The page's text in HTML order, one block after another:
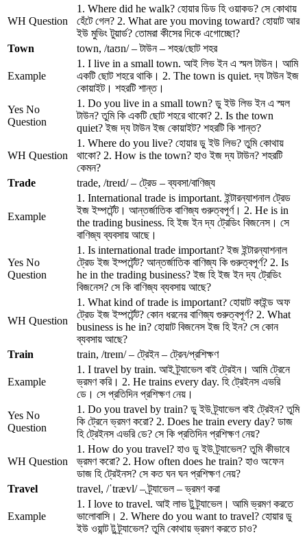
WH Question
1. Where did he walk? হোয়ার ডিড হি ওয়াকড? সে কোথায়
হেঁটে গেল? 2. What are you moving toward? হোয়াট আর
ইউ মুভিং টুয়ার্ড? তোমরা কীসের দিকে এগোচ্ছো?
Town
town, /taʊn/ – টাউন – শহর/ছোট শহর
Example
1. I live in a small town. আই লিভ ইন এ স্মল টাউন। আমি
একটি ছোট শহরে থাকি। 2. The town is quiet. দ্য টাউন ইজ
কোয়াইট। শহরটি শান্ত।
Yes No
Question
1. Do you live in a small town? ডু ইউ লিভ ইন এ স্মল
টাউন? তুমি কি একটি ছোট শহরে থাকো? 2. Is the town
quiet? ইজ দ্য টাউন ইজ কোয়াইট? শহরটি কি শান্ত?
WH Question
1. Where do you live? হোয়ার ডু ইউ লিভ? তুমি কোথায়
থাকো? 2. How is the town? হাও ইজ দ্য টাউন? শহরটি
কেমন?
Trade
trade, /treɪd/ – ট্রেড – ব্যবসা/বাণিজ্য
Example
1. International trade is important. ইন্টারন্যাশনাল ট্রেড
ইজ ইম্পর্টেন্ট। আন্তর্জাতিক বাণিজ্য গুরুত্বপূর্ণ। 2. He is in
the trading business. হি ইজ ইন দ্য ট্রেডিং বিজনেস। সে
বাণিজ্য ব্যবসায় আছে।
Yes No
Question
1. Is international trade important? ইজ ইন্টারন্যাশনাল
ট্রেড ইজ ইম্পর্টেন্ট? আন্তর্জাতিক বাণিজ্য কি গুরুত্বপূর্ণ? 2. Is
he in the trading business? ইজ হি ইজ ইন দ্য ট্রেডিং
বিজনেস? সে কি বাণিজ্য ব্যবসায় আছে?
WH Question
1. What kind of trade is important? হোয়াট কাইন্ড অফ
ট্রেড ইজ ইম্পর্টেন্ট? কোন ধরনের বাণিজ্য গুরুত্বপূর্ণ? 2. What
business is he in? হোয়াট বিজনেস ইজ হি ইন? সে কোন
ব্যবসায় আছে?
Train
train, /treɪn/ – ট্রেইন – ট্রেন/প্রশিক্ষণ
Example
1. I travel by train. আই ট্র্যাভেল বাই ট্রেইন। আমি ট্রেনে
ভ্রমণ করি। 2. He trains every day. হি ট্রেইনস এভরি
ডে। সে প্রতিদিন প্রশিক্ষণ নেয়।
Yes No
Question
1. Do you travel by train? ডু ইউ ট্র্যাভেল বাই ট্রেইন? তুমি
কি ট্রেনে ভ্রমণ করো? 2. Does he train every day? ডাজ
হি ট্রেইনস এভরি ডে? সে কি প্রতিদিন প্রশিক্ষণ নেয়?
WH Question
1. How do you travel? হাও ডু ইউ ট্র্যাভেল? তুমি কীভাবে
ভ্রমণ করো? 2. How often does he train? হাও অফেন
ডাজ হি ট্রেইনস? সে কত ঘন ঘন প্রশিক্ষণ নেয়?
Travel
travel, /ˈtrævl/ – ট্র্যাভেল – ভ্রমণ করা
Example
1. I love to travel. আই লাভ টু ট্র্যাভেল। আমি ভ্রমণ করতে
ভালোবাসি। 2. Where do you want to travel? হোয়ার ডু
ইউ ওয়ান্ট টু ট্র্যাভেল? তুমি কোথায় ভ্রমণ করতে চাও?